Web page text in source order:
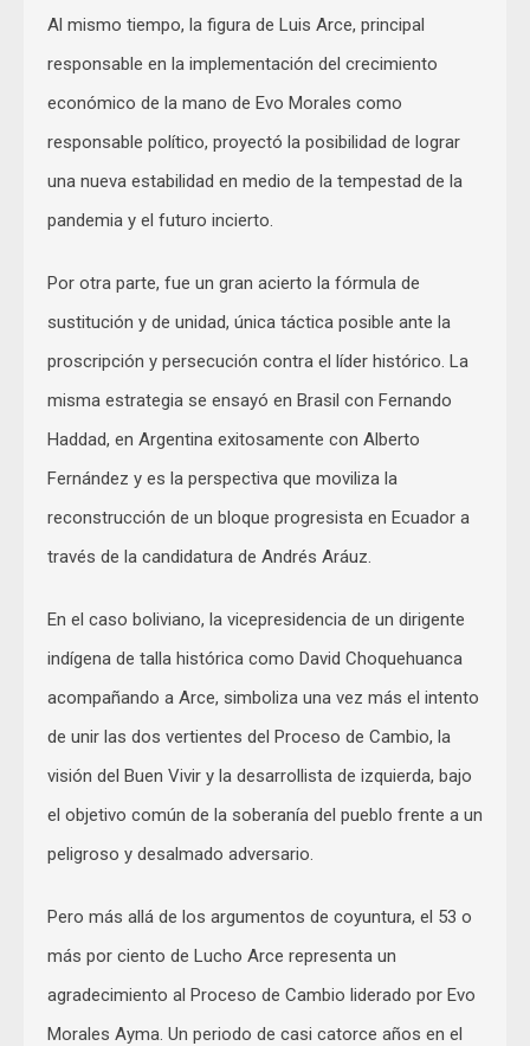
Al mismo tiempo, la figura de Luis Arce, principal
responsable en la implementación del crecimiento
económico de la mano de Evo Morales como
responsable político, proyectó la posibilidad de lograr
una nueva estabilidad en medio de la tempestad de la
pandemia y el futuro incierto.
Por otra parte, fue un gran acierto la fórmula de
sustitución y de unidad, única táctica posible ante la
proscripción y persecución contra el líder histórico. La
misma estrategia se ensayó en Brasil con Fernando
Haddad, en Argentina exitosamente con Alberto
Fernández y es la perspectiva que moviliza la
reconstrucción de un bloque progresista en Ecuador a
través de la candidatura de Andrés Aráuz.
En el caso boliviano, la vicepresidencia de un dirigente
indígena de talla histórica como David Choquehuanca
acompañando a Arce, simboliza una vez más el intento
de unir las dos vertientes del Proceso de Cambio, la
visión del Buen Vivir y la desarrollista de izquierda, bajo
el objetivo común de la soberanía del pueblo frente a un
peligroso y desalmado adversario.
Pero más allá de los argumentos de coyuntura, el 53 o
más por ciento de Lucho Arce representa un
agradecimiento al Proceso de Cambio liderado por Evo
Morales Ayma. Un periodo de casi catorce años en el